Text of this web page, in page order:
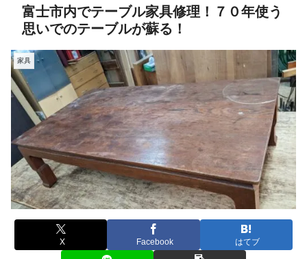
富士市内でテーブル家具修理！７０年使う
思いでのテーブルが蘇る！
家具
X Facebook はてブ